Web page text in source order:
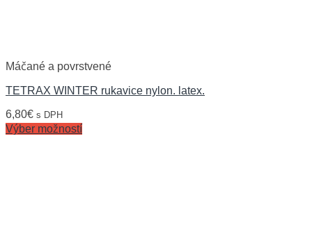
Máčané a povrstvené
TETRAX WINTER rukavice nylon. latex.
6,80€ s DPH
Výber možností